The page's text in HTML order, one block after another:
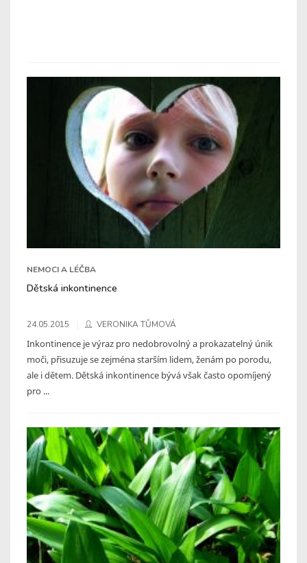
NEMOCI A LÉČBA
Dětská inkontinence
24.05.2015 VERONIKA TŮMOVÁ
Inkontinence je výraz pro nedobrovolný a prokazatelný únik
moči, přisuzuje se zejména starším lidem, ženám po porodu,
ale i dětem. Dětská inkontinence bývá však často opomíjený
pro ...